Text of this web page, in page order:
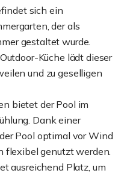
sich ein
der als
gestaltet wurde.
Küche lädt dieser
und zu geselligen
bietet der Pool im
Dank einer
Pool optimal vor Wind
flexibel genutzt werden.
ausreichend Platz, um